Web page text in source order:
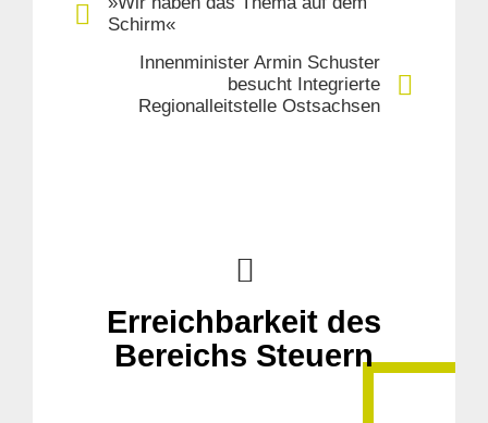
Schirm«
Innenminister Armin Schuster
besucht Integrierte
Regionalleitstelle Ostsachsen
Erreichbarkeit des
Bereichs Steuern